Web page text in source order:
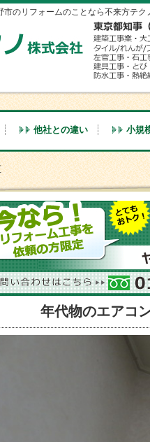
のリフォームのことなら不来方テク
他社との違い 小規
年代物のエアコ